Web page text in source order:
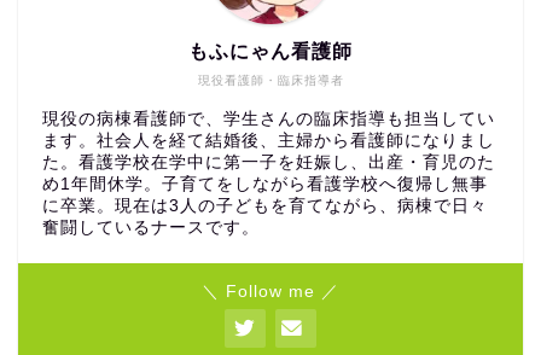
現役看護師・臨床指導者
もふにゃん看護師
現役の病棟看護師で、学生さんの臨床指導も担当してい
ます。社会人を経て結婚後、主婦から看護師になりまし
た。看護学校在学中に第一子を妊娠し、出産・育児のた
め1年間休学。子育てをしながら看護学校へ復帰し無事
に卒業。現在は3人の子どもを育てながら、病棟で日々
奮闘しているナースです。
＼ Follow me ／